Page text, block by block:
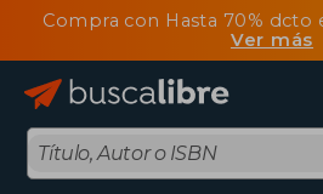
Compra con Hasta 70% dcto
Ver más